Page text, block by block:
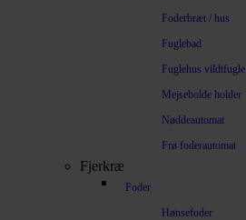
Foderbræt / hus
Fuglebad
Fuglehus vildtfugle
Mejsebolde holder
Nøddeautomat
Frø foderautomat
Fjerkræ
Foder
Hønsefoder